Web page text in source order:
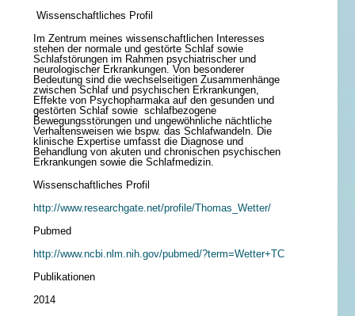
Wissenschaftliches Profil
Im Zentrum meines wissenschaftlichen Interesses
stehen der normale und gestörte Schlaf sowie
Schlafstörungen im Rahmen psychiatrischer und
neurologischer Erkrankungen. Von besonderer
Bedeutung sind die wechselseitigen Zusammenhänge
zwischen Schlaf und psychischen Erkrankungen,
Effekte von Psychopharmaka auf den gesunden und
gestörten Schlaf sowie schlafbezogene
Bewegungsstörungen und ungewöhnliche nächtliche
Verhaltensweisen wie bspw. das Schlafwandeln. Die
klinische Expertise umfasst die Diagnose und
Behandlung von akuten und chronischen psychischen
Erkrankungen sowie die Schlafmedizin.
Wissenschaftliches Profil
http://www.researchgate.net/profile/Thomas_Wetter/
Pubmed
http://www.ncbi.nlm.nih.gov/pubmed/?term=Wetter+TC
Publikationen
2014